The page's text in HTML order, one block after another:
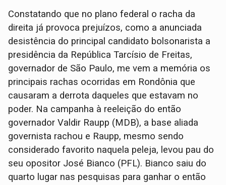
Constatando que no plano federal o racha da
direita já provoca prejuízos, como a anunciada
desistência do principal candidato bolsonarista a
presidência da República Tarcísio de Freitas,
governador de São Paulo, me vem a memória os
principais rachas ocorridas em Rondônia que
causaram a derrota daqueles que estavam no
poder. Na campanha à reeleição do então
governador Valdir Raupp (MDB), a base aliada
governista rachou e Raupp, mesmo sendo
considerado favorito naquela peleja, levou pau do
seu opositor José Bianco (PFL). Bianco saiu do
quarto lugar nas pesquisas para ganhar o então